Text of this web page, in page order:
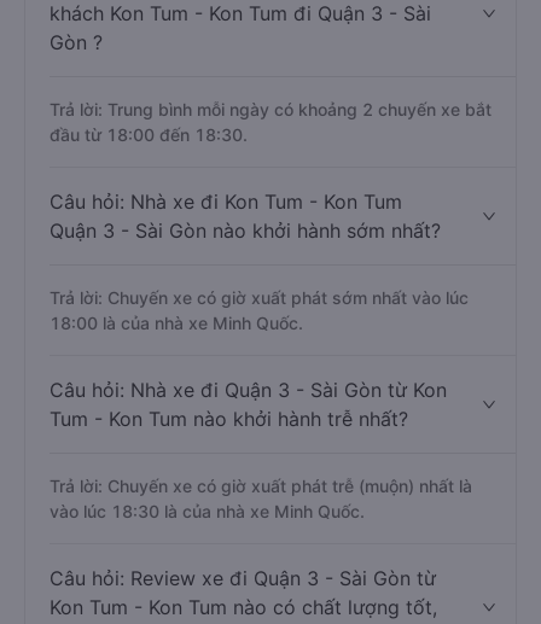
khách Kon Tum - Kon Tum đi Quận 3 - Sài
Gòn ?
Trả lời: Trung bình mỗi ngày có khoảng 2 chuyến xe bắt
đầu từ 18:00 đến 18:30.
Câu hỏi: Nhà xe đi Kon Tum - Kon Tum
Quận 3 - Sài Gòn nào khởi hành sớm nhất?
Trả lời: Chuyến xe có giờ xuất phát sớm nhất vào lúc
18:00 là của nhà xe Minh Quốc.
Câu hỏi: Nhà xe đi Quận 3 - Sài Gòn từ Kon
Tum - Kon Tum nào khởi hành trễ nhất?
Trả lời: Chuyến xe có giờ xuất phát trễ (muộn) nhất là
vào lúc 18:30 là của nhà xe Minh Quốc.
Câu hỏi: Review xe đi Quận 3 - Sài Gòn từ
Kon Tum - Kon Tum nào có chất lượng tốt,